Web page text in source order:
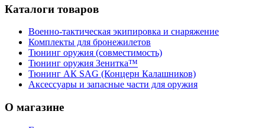
Каталоги товаров
Военно-тактическая экипировка и снаряжение
Комплекты для бронежилетов
Тюнинг оружия (совместимость)
Тюнинг оружия Зенитка™
Тюнинг АК SAG (Концерн Калашников)
Аксессуары и запасные части для оружия
О магазине